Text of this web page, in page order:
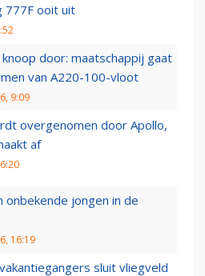
777F ooit uit
knoop door: maatschappij gaat
van A220-100-vloot
9:09
overgenomen door Apollo,
af
onbekende jongen in de
16:19
sluit vliegveld